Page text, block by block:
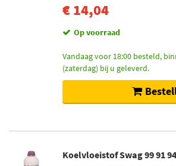
€ 14,04
Op voorraad
Vandaag voor 18:00 besteld,
(zaterdag) bij u geleverd.
Koelvloeistof Swag 99 91